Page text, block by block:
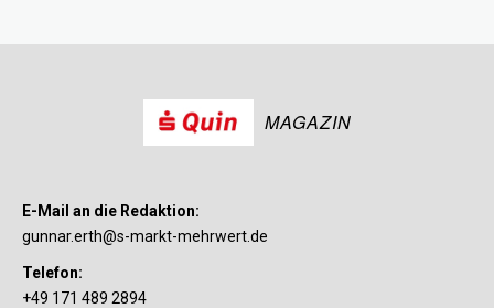
MAGAZIN
E-Mail an die Redaktion:
gunnar.erth@s-markt-mehrwert.de
Telefon:
+49 171 489 2894